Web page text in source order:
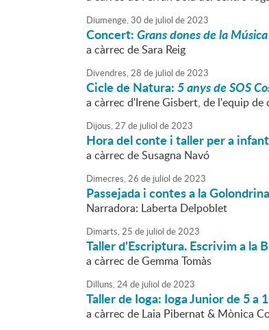
Diumenge,30 de juliol de2023
Concert:Grans dones de la Música
a càrrec de Sara Reig
Divendres,28 de juliol de2023
Cicle de Natura:5 anys de SOS
a càrrec d'Irene Gisbert, de l'equip
Dijous,27 de juliol de2023
Hora del conte i taller per a
a càrrec de Susagna Navó
Dimecres,26 de juliol de2023
Passejada i contes a la
Narradora: Laberta Delpoblet
Dimarts,25 de juliol de2023
Taller d'Escriptura. Escrivim a la
a càrrec de Gemma Tomàs
Dilluns,24de juliol de2023
Taller de Ioga: Ioga Junior de 5 a
a càrrec de Laia Pibernat & Mònica